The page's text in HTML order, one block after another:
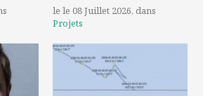
le le 08 Juillet 2026, dans
Projets